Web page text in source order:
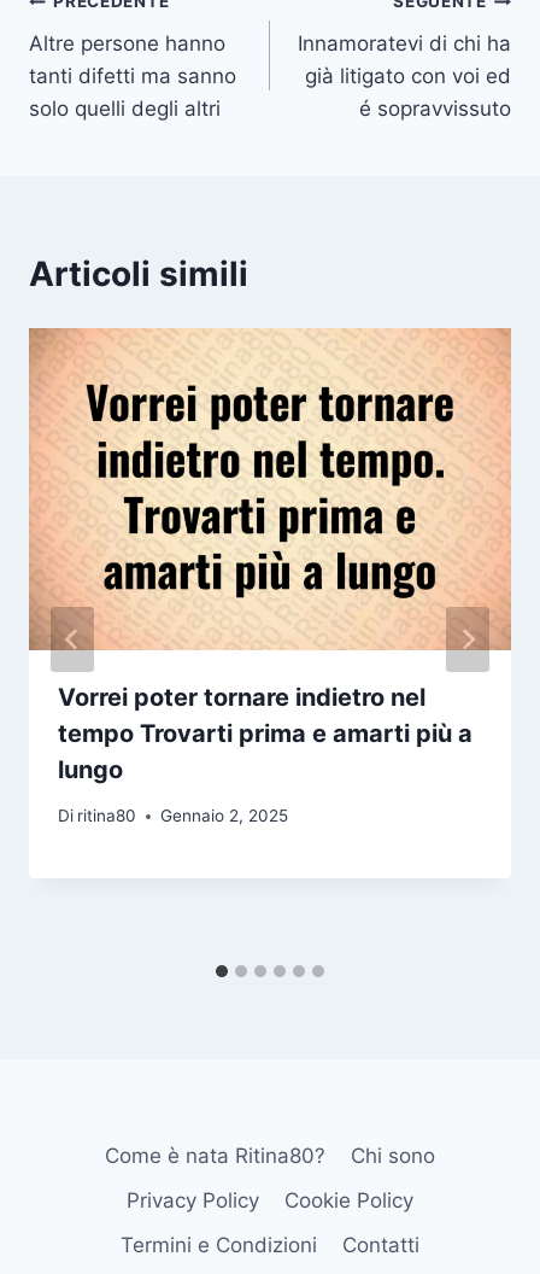
Navigazione
articoli
Altre persone hanno
tanti difetti ma sanno
solo quelli degli altri
Innamoratevi di chi ha
già litigato con voi ed
é sopravvissuto
Articoli simili
Vorrei poter tornare indietro nel
tempo Trovarti prima e amarti più a
lungo
Di ritina80 Gennaio 2, 2025
Come è nata Ritina80?
Chi sono
Privacy Policy
Cookie Policy
Termini e Condizioni
Contatti